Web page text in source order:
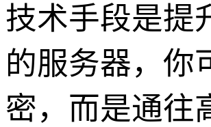
技术手段是提
的服务器，你
密，而是通往